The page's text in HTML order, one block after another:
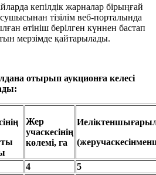
кепілдік жарналар бірыңғай
тізілім веб-порталында
өтініш берілген күннен бастап
мерзімде қайтарылады.
отырып аукционға келесі
Жер
учаскесінің
көлемі, га
4 5